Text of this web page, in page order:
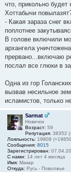
что, прикольно
Хоттабычи
- Какая зараза снег
поплотнее
В голове включили
архангела
прервано...включаю
послал все глюки в
Одна из гор
вызвав несильное
исламистов, только
Sarmat
Новичок
Возраст: 59
Репутация: 38352
Лояльность: 19808
Сообщения: 8015
Зарегистрирован:
С нами: 14 лет 4 месяца
Имя: Макар
Откуда: Русь - Поволжье